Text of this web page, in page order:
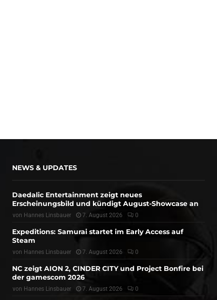
NEWS & UPDATES
Daedalic Entertainment zeigt neues
Erscheinungsbild und kündigt August-Showcase an
von Hannes Linsbauer 7. August 2026 0
Expeditions: Samurai startet im Early Access auf
Steam
von Hannes Linsbauer 7. August 2026 0
NC zeigt AION 2, CINDER CITY und Project Bonfire bei
der gamescom 2026
von Hannes Linsbauer 7. August 2026 0